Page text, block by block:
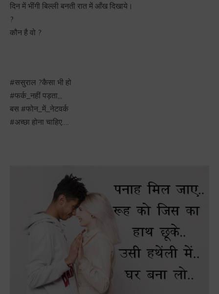
दिन में भींगी बिल्ली बनती रात में आँख दिखाये।
?
कौन है वो ?
#ससुराल ?कैसा भी हो
#फर्क_नहीं पड़ता,,,
बस #फोन_में_नेटवर्क
#अच्छा होना चाहिए….